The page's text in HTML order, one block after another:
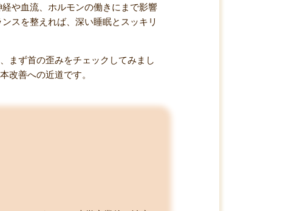
や血流、ホルモンの働きにまで影響
スを整えれば、深い睡眠とスッキリ
まず首の歪みをチェックしてみまし
改善への近道です。